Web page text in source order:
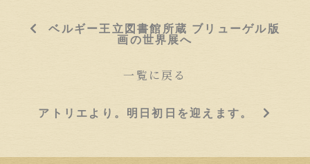
ベルギー王立図書館所蔵 ブリューゲル版
画の世界展へ
一覧に戻る
アトリエより。明日初日を迎えます。